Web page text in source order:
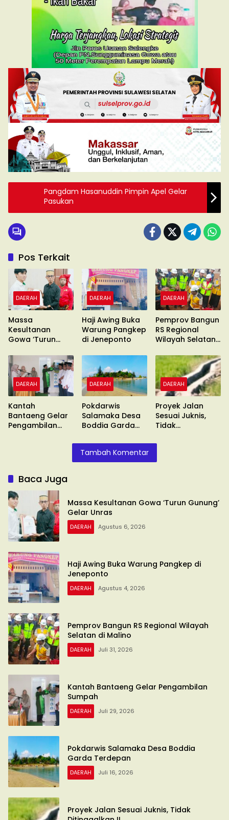
Pangdam Hasanuddin Pimpin Apel Gelar
Pasukan
Pos Terkait
DAERAH
Massa
Kesultanan
Gowa ‘Turun
Unras
DAERAH
Haji Awing Buka
Warung Pangkep
di Jeneponto
DAERAH
Pemprov Bangun
RS Regional
Wilayah Selatan
DAERAH
Kantah
Bantaeng Gelar
Pengambilan
DAERAH
Pokdarwis
Salamaka Desa
Boddia Garda
DAERAH
Proyek Jalan
Sesuai Juknis,
Tidak
Tambah Komentar
Baca Juga
Massa Kesultanan Gowa ‘Turun Gunung’
Gelar Unras
DAERAH Agustus 6, 2026
Haji Awing Buka Warung Pangkep di
Jeneponto
DAERAH Agustus 4, 2026
Pemprov Bangun RS Regional Wilayah
Selatan di Malino
DAERAH Juli 31, 2026
Kantah Bantaeng Gelar Pengambilan
Sumpah
DAERAH Juli 29, 2026
Pokdarwis Salamaka Desa Boddia
Garda Terdepan
DAERAH Juli 16, 2026
Proyek Jalan Sesuai Juknis, Tidak